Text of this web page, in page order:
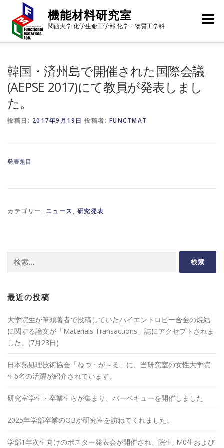
ツ
機能材料研究室
関西大学 化学生命工学部 化学・物質工学科
メニュー
韓国・済州島で開催された国際会議
(AEPSE 2017)にて教員が発表しまし
た。
投稿日: 2017年9月19日 投稿者: FUNCTMAT
発表題目
カテゴリー: ニュース , 研究発表
索:
最近の投稿
大学院生が筆頭著者で投稿していたハイエントロピー合金の焼結
に関する論文が「Materials Transactions」誌にアクセプトされま
した。(7月23日)
日本熱処理技術協会「ねつ・が～る」に、当研究室の女性大学院
生6名の活躍が紹介されています。
研究室学生・卒業生らが集まり、バーベキューを開催しました
2025年学部卒業のOBが研究室を訪ねてくれました。
学部1年次生向けのポスター発表会が開催され、院生, M0生および